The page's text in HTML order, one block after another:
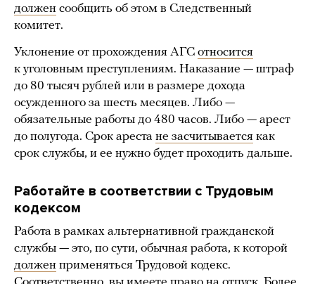
должен сообщить об этом в Следственный
комитет.
Уклонение от прохождения АГС относится
к уголовным преступлениям. Наказание — штраф
до 80 тысяч рублей или в размере дохода
осужденного за шесть месяцев. Либо —
обязательные работы до 480 часов. Либо — арест
до полугода. Срок ареста не засчитывается как
срок службы, и ее нужно будет проходить дальше.
Работайте в соответствии с Трудовым
кодексом
Работа в рамках альтернативной гражданской
службы — это, по сути, обычная работа, к которой
должен применяться Трудовой кодекс.